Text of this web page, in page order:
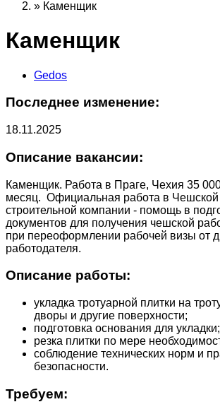
» Каменщик
Каменщик
Gedos
Последнее изменение:
18.11.2025
Описание вакансии:
Каменщик. Работа в Праге, Чехия 35
месяц. Официальная работа в Чешской
строительной компании - помощь в
документов для получения чешской
при переоформлении рабочей визы от
работодателя.
Описание работы:
укладка тротуарной плитки на
дворы и другие поверхности;
подготовка основания для укладки;
резка плитки по мере
соблюдение технических норм и
безопасности.
Требуем: